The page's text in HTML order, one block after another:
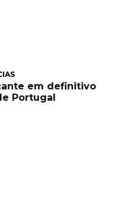
em definitivo
Portugal